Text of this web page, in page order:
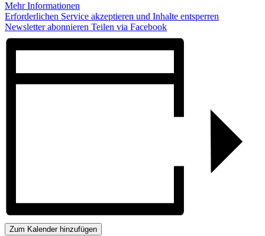
Mehr Informationen
Erforderlichen Service akzeptieren und Inhalte entsperren
Newsletter abonnieren Teilen via Facebook
Zum Kalender hinzufügen